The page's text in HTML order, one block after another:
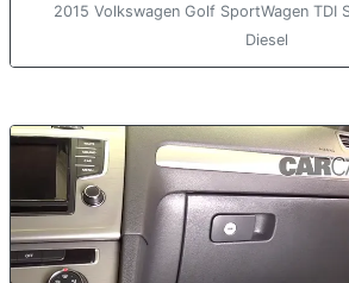
2015 Volkswagen Golf SportWagen TDI
Diesel